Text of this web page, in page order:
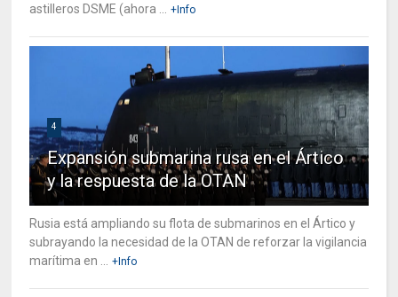
astilleros DSME (ahora ...
+Info
4
Expansión submarina rusa en el Ártico
y la respuesta de la OTAN
Rusia está ampliando su flota de submarinos en el Ártico y
subrayando la necesidad de la OTAN de reforzar la vigilancia
marítima en ...
+Info